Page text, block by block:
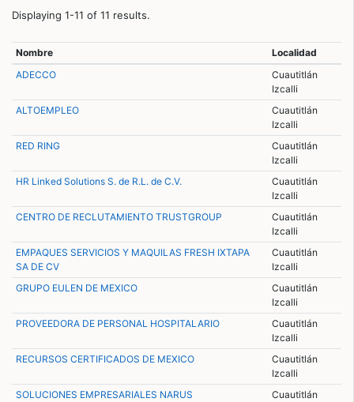
Displaying 1-11 of 11 results.
Nombre
Localidad
ADECCO
Cuautitlán
Izcalli
ALTOEMPLEO
Cuautitlán
Izcalli
RED RING
Cuautitlán
Izcalli
HR Linked Solutions S. de R.L. de C.V.
Cuautitlán
Izcalli
CENTRO DE RECLUTAMIENTO TRUSTGROUP
Cuautitlán
Izcalli
EMPAQUES SERVICIOS Y MAQUILAS FRESH IXTAPA
SA DE CV
Cuautitlán
Izcalli
GRUPO EULEN DE MEXICO
Cuautitlán
Izcalli
PROVEEDORA DE PERSONAL HOSPITALARIO
Cuautitlán
Izcalli
RECURSOS CERTIFICADOS DE MEXICO
Cuautitlán
Izcalli
SOLUCIONES EMPRESARIALES NARUS
Cuautitlán